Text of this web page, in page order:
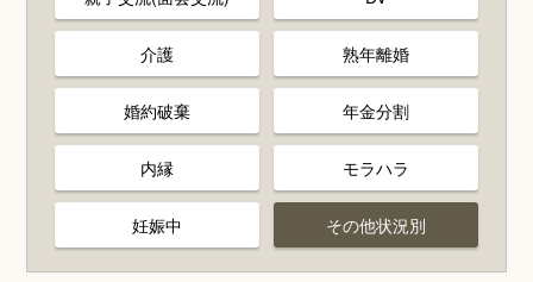
介護 熟年離婚
婚約破棄 年金分割
内縁 モラハラ
妊娠中 その他状況別